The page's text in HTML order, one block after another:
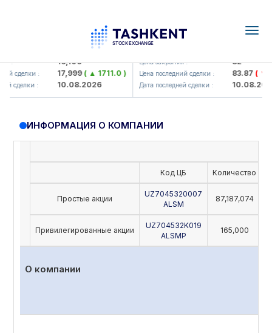
: 16,100
сделки : 17,999( ▲ 1711.0 )
сделки : 10.08.2026
KFSK (<Kafolat sug'urta
Цена закрытия : 82
Цена последний сделки : 83.87( ▼
Дата последней сделки : 10.08.2026
ИНФОРМАЦИЯ О КОМПАНИИ
Код ЦБ Количество
Простые акции
UZ7045320007
ALSM
87,187,074
Привилегированные акции
UZ704532K019
ALSMP
165,000
О компании